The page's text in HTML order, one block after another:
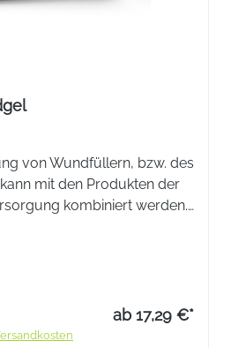
von 5 von 5 Sternen
von Wundfüllern, bzw. des
mit den Produkten der
kombiniert werden.
mit breitem
und
Charakter.
ab 17,29 €*